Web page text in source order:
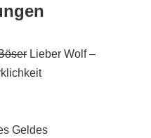
Lieber Wolf –
Geldes